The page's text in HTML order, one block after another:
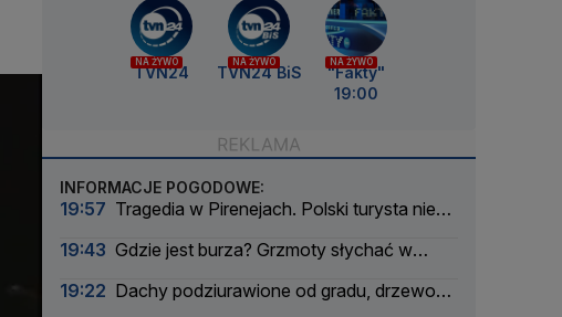
NA ŻYWO
TVN24
NA ŻYWO
TVN24 BiS
NA ŻYWO
"Fakty"
19:00
INFORMACJE POGODOWE:
19:57 Tragedia w Pirenejach. Polski turysta nie
19:43 Gdzie jest burza? Grzmoty słychać w
19:22 Dachy podziurawione od gradu, drzewo